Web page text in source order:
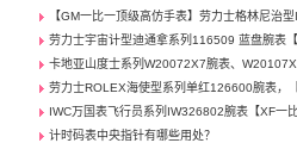
【GM一比一顶级高仿手表】劳力士格林尼治
劳力士宇宙计型迪通拿系列116509 蓝盘腕表
卡地亚山度士系列W20072X7腕表、
劳力士ROLEX海使型系列单红126600腕表，
IWC万国表飞行员系列IW326802腕表【XF一
计时码表中央指针有哪些用处？